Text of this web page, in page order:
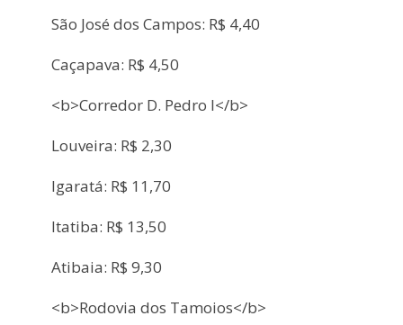
São José dos Campos: R$ 4,40
Caçapava: R$ 4,50
<b>Corredor D. Pedro I</b>
Louveira: R$ 2,30
Igaratá: R$ 11,70
Itatiba: R$ 13,50
Atibaia: R$ 9,30
<b>Rodovia dos Tamoios</b>